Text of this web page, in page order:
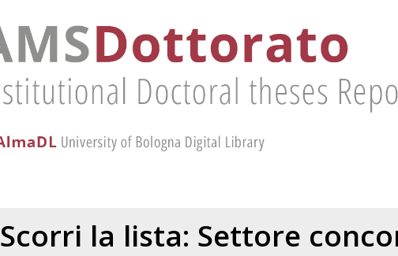
Scorri la lista: Settore